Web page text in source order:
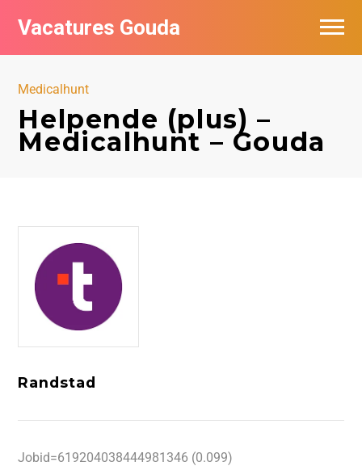
Vacatures Gouda
Medicalhunt
Helpende (plus) –
Medicalhunt – Gouda
Randstad
Jobid=619204038444981346 (0.099)
Vacatures per bedrijf in Gouda